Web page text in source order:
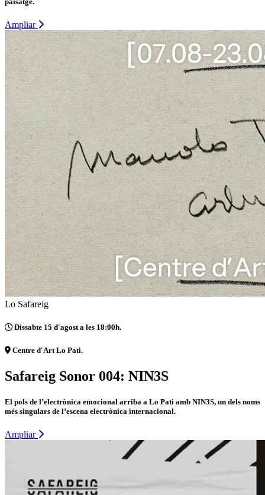
Ampliar
Lo Safareig
Dissabte 15 d'agost a les 18:00h.
Centre d'Art Lo Pati.
Safareig Sonor 004: NIN3S
El pols de l’electrònica emocional arriba a Lo Pati amb NIN3S, un dels noms
més singulars de l’escena electrònica internacional.
Ampliar